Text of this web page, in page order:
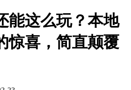
能这么玩？本地
惊喜，简直颠覆